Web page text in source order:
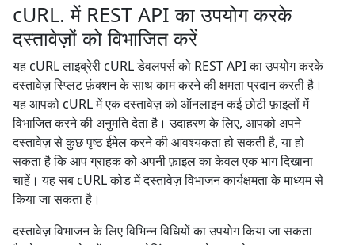
cURL. में REST API का उपयोग करके
दस्तावेज़ों को विभाजित करें
यह cURL लाइब्रेरी cURL डेवलपर्स को REST API का उपयोग करके
दस्तावेज़ स्प्लिट फ़ंक्शन के साथ काम करने की क्षमता प्रदान करती है।
यह आपको cURL में एक दस्तावेज़ को ऑनलाइन कई छोटी फ़ाइलों में
विभाजित करने की अनुमति देता है। उदाहरण के लिए, आपको अपने
दस्तावेज़ से कुछ पृष्ठ ईमेल करने की आवश्यकता हो सकती है, या हो
सकता है कि आप ग्राहक को अपनी फ़ाइल का केवल एक भाग दिखाना
चाहें। यह सब cURL कोड में दस्तावेज़ विभाजन कार्यक्षमता के माध्यम से
किया जा सकता है।
दस्तावेज़ विभाजन के लिए विभिन्न विधियों का उपयोग किया जा सकता